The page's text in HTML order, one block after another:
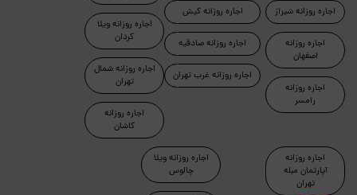
اجاره روزانه شیراز
اجاره روزانه
اصفهان
اجاره روزانه
رامسر
اجاره روزانه کیش
اجاره روزانه صادقیه
اجاره روزانه غرب تهران
اجاره روزانه ویلا
کردان
اجاره روزانه شمال
تهران
اجاره روزانه
کاشان
اجاره روزانه
آپارتمان مبله
تهران
اجاره روزانه ویلا
چالوس